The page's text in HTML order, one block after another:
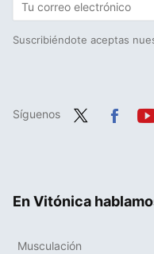
Suscribiéndote aceptas
Síguenos
En Vitónica
Musculación